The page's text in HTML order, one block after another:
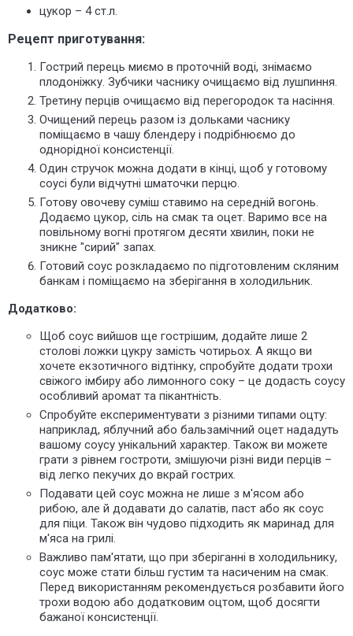
цукор – 4 ст.л.
Рецепт приготування:
Гострий перець миємо в проточній воді, знімаємо
плодоніжку. Зубчики часнику очищаємо від лушпиння.
Третину перців очищаємо від перегородок та насіння.
Очищений перець разом із дольками часнику
поміщаємо в чашу блендеру і подрібнюємо до
однорідної консистенції.
Один стручок можна додати в кінці, щоб у готовому
соусі були відчутні шматочки перцю.
Готову овочеву суміш ставимо на середній вогонь.
Додаємо цукор, сіль на смак та оцет. Варимо все на
повільному вогні протягом десяти хвилин, поки не
зникне "сирий" запах.
Готовий соус розкладаємо по підготовленим скляним
банкам і поміщаємо на зберігання в холодильник.
Додатково:
Щоб соус вийшов ще гострішим, додайте лише 2
столові ложки цукру замість чотирьох. А якщо ви
хочете екзотичного відтінку, спробуйте додати трохи
свіжого імбиру або лимонного соку – це додасть соусу
особливий аромат та пікантність.
Спробуйте експериментувати з різними типами оцту:
наприклад, яблучний або бальзамічний оцет нададуть
вашому соусу унікальний характер. Також ви можете
грати з рівнем гостроти, змішуючи різні види перців –
від легко пекучих до вкрай гострих.
Подавати цей соус можна не лише з м'ясом або
рибою, але й додавати до салатів, паст або як соус
для піци. Також він чудово підходить як маринад для
м'яса на грилі.
Важливо пам'ятати, що при зберіганні в холодильнику,
соус може стати більш густим та насиченим на смак.
Перед використанням рекомендується розбавити його
трохи водою або додатковим оцтом, щоб досягти
бажаної консистенції.